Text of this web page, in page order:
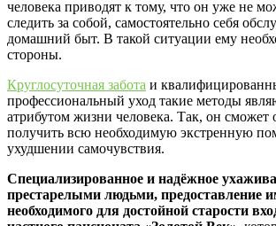
человека приводят к тому, что он уже не
следить за собой, самостоятельно себя
домашний быт. В такой ситуации ему
стороны.
Круглосуточная забота и
профессиональный уход такие методы
атрибутом жизни человека. Так, он сможет
получить всю необходимую экстренную
ухудшении самочувствия.
Специализированное и надёжное
престарелыми людьми, предоставление
необходимого для достойной старости